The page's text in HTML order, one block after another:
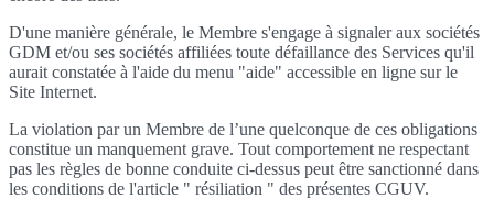
D'une manière générale, le Membre s'engage à signaler aux sociétés
GDM et/ou ses sociétés affiliées toute défaillance des Services qu'il
aurait constatée à l'aide du menu "aide" accessible en ligne sur le
Site Internet.
La violation par un Membre de l’une quelconque de ces obligations
constitue un manquement grave. Tout comportement ne respectant
pas les règles de bonne conduite ci-dessus peut être sanctionné dans
les conditions de l'article " résiliation " des présentes CGUV.